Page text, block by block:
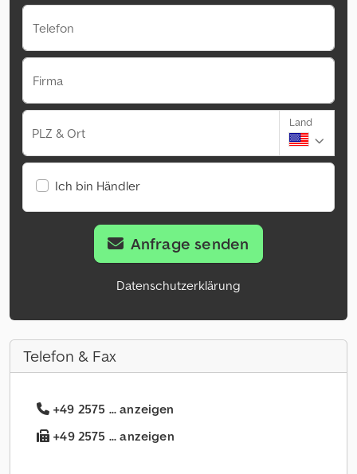
Telefon
Firma
PLZ & Ort
Land
Ich bin Händler
Anfrage senden
Datenschutzerklärung
Telefon & Fax
+49 2575 ... anzeigen
+49 2575 ... anzeigen